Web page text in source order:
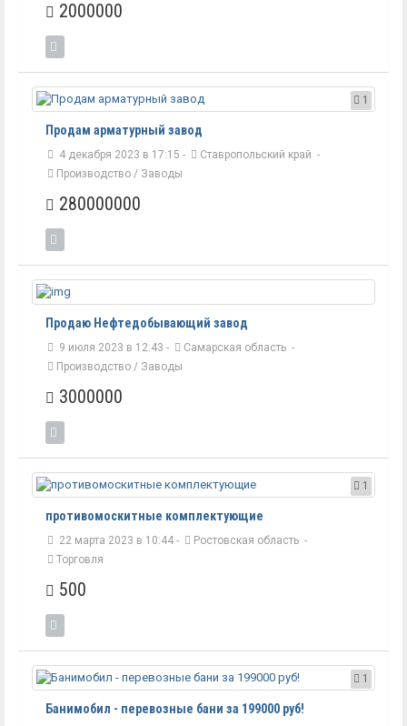
2000000
1
Продам арматурный завод
4 декабря 2023 в 17:15 - Ставропольский край -
Производство / Заводы
280000000
Продаю Нефтедобывающий завод
9 июля 2023 в 12:43 - Самарская область -
Производство / Заводы
3000000
1
противомоскитные комплектующие
22 марта 2023 в 10:44 - Ростовская область -
Торговля
500
1
Банимобил - перевозные бани за 199000 руб!